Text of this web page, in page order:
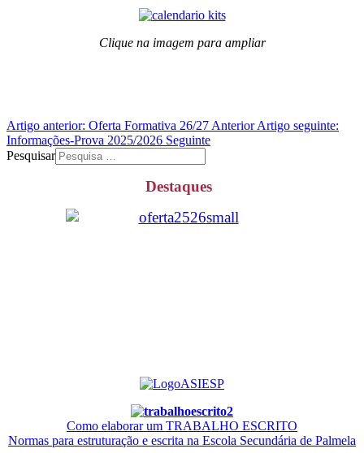
Clique na imagem para ampliar
Artigo anterior: Oferta Formativa 26/27 Anterior Artigo seguinte:
Informações-Prova 2025/2026 Seguinte
Pesquisar
Destaques
Como elaborar um TRABALHO ESCRITO
Normas para estruturação e escrita na Escola Secundária de Palmela